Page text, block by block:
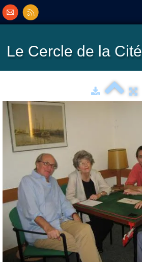
Le Cercle de la Cité
Ecole de Bridge
Inscriptions/Programme
Résultats▼
Classement
Le Club